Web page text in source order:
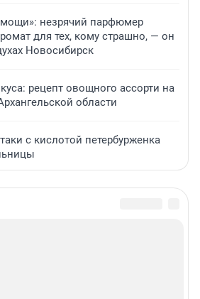
незрячий парфюмер
для тех, кому страшно, — он
Новосибирск
рецепт овощного ассорти на
области
с кислотой петербурженка